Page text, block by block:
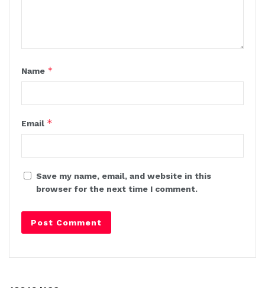
Name *
Email *
Save my name, email, and website in this
browser for the next time I comment.